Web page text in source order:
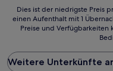
Dies
ist
Preis
pro
Dies ist der niedrigste Preis
einen Aufenthalt mit 1
Preise und Verfügbarkeiten
Weitere Unterkünfte